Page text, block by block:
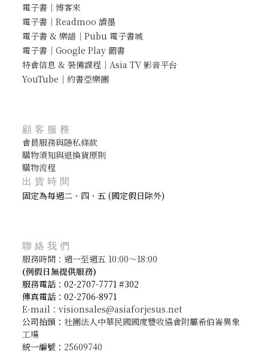
電子書｜博客來
電子書｜Readmoo 讀墨
電子書 & 樂譜｜Pubu 電子書城
電子書｜Google Play 圖書
特會信息 & 裝備課程｜Asia TV 影音平台
YouTube｜約書亞樂團
顧客服務
會員服務與隱私條款
購物須知與退換貨原則
購物流程
出貨時間
固定為每週二、四、五 (國定假日除外)
聯絡我們
服務時間：週一至週五 10:00～18:00
(例假日無提供服務)
服務電話：02-2707-7771 #302
傳真電話：02-2706-8971
E-mail：visionsales@asiaforjesus.net
公司抬頭： 社團法人中華民國國度豐收協會附屬希伯崙異象
工場
統一編號： 25609740